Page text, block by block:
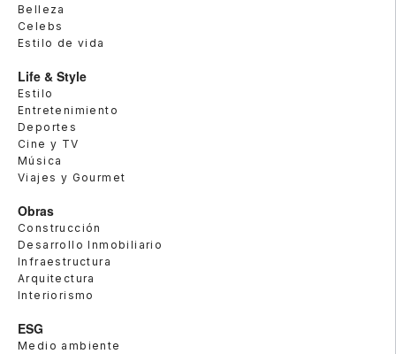
Belleza
Celebs
Estilo de vida
Life & Style
Estilo
Entretenimiento
Deportes
Cine y TV
Música
Viajes y Gourmet
Obras
Construcción
Desarrollo Inmobiliario
Infraestructura
Arquitectura
Interiorismo
ESG
Medio ambiente